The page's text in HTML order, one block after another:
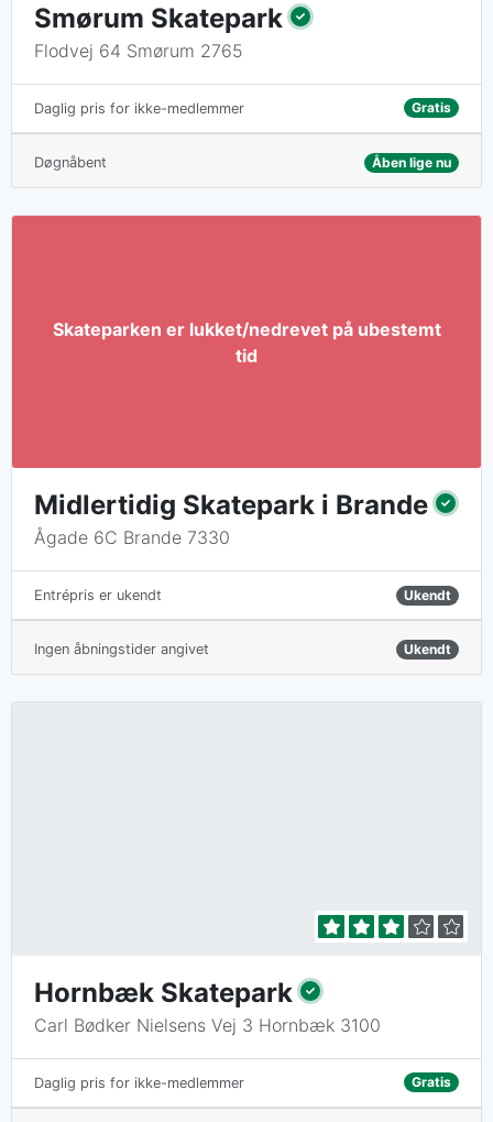
Smørum Skatepark
Flodvej 64 Smørum 2765
Daglig pris for ikke-medlemmer Gratis
Døgnåbent Åben lige nu
Midlertidig Skatepark i Brande
Ågade 6C Brande 7330
Entrépris er ukendt Ukendt
Ingen åbningstider angivet Ukendt
Hornbæk Skatepark
Carl Bødker Nielsens Vej 3 Hornbæk 3100
Daglig pris for ikke-medlemmer Gratis